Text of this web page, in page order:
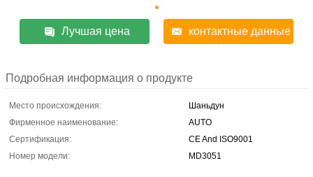
Лучшая цена контактные данные
Подробная информация о продукте
Место происхождения:
Шаньдун
Фирменное наименование:
AUTO
Сертификация:
CE And ISO9001
Номер модели:
MD3051